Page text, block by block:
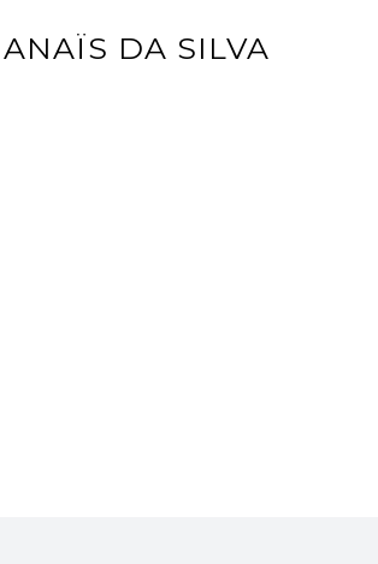
ANAÏS DA SILVA